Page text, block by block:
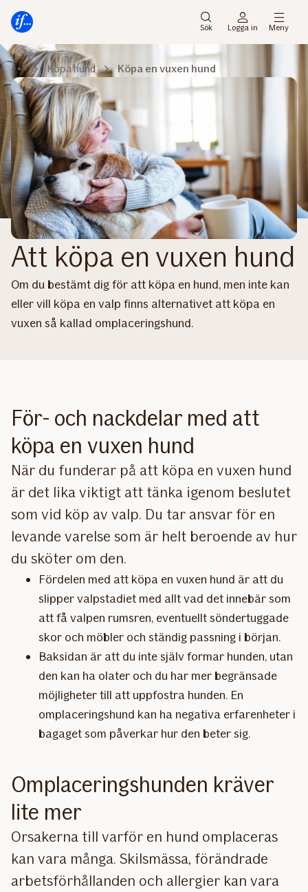
direkt
sidans
huvudmenyn
direkt
sidans
innehåll
Sök Logga in Meny
Köpa hund Köpa en vuxen hund
Att köpa en vuxen hund
Om du bestämt dig för att köpa en hund, men inte kan
eller vill köpa en valp finns alternativet att köpa en
vuxen så kallad omplaceringshund.​​​
För- och nackdelar med att
köpa en vuxen hund
När du funderar på att köpa en vuxen hund
är det lika viktigt att tänka igenom beslutet
som vid köp av valp. Du tar ansvar för en
levande varelse som är helt beroende av hur
du sköter om den.​
Fördelen med att köpa en vuxen hund är att du
slipper valpstadiet med allt vad det innebär som
att få valpen rumsren, eventuellt söndertuggade
skor och möbler och ständig passning i början.
Baksidan är att du inte själv formar hunden, utan
den kan ha olater och du har mer begränsade
möjligheter till att uppfostra hunden. En
omplaceringshund kan ha negativa erfarenheter i
bagaget som påverkar hur den beter sig.
Omplaceringshunden​ kräver
lite mer
Orsakerna till varför en hund omplaceras
kan vara många. Skilsmässa, förändrade
arbetsförhållanden och allergier kan vara